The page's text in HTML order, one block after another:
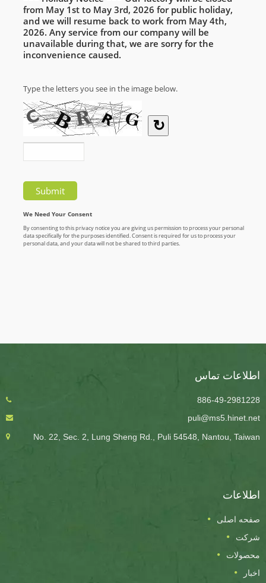
اطلاعات تماس
886-49-2981228
puli@ms5.hinet.net
No. 22, Sec. 2, Lung Sheng Rd., Puli 54548, Nantou, Taiwan
اطلاعات
صفحه اصلی
شرکت
محصولات
اخبار